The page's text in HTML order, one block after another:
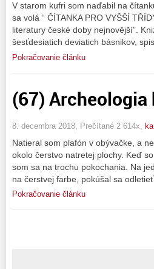
V starom kufri som naďabil na
sa volá “ ČÍTANKA PRO VYŠŠÍ
literatury české doby nejnovější”.
šesťdesiatich deviatich básnikov,
Pokračovanie článku
(67)
8. decembra 2018, Prečítané 2 614x,
Natieral som plafón v obývačke, a
okolo čerstvo natretej plochy. Keď
som sa na trochu pokochania. Na
na čerstvej farbe, pokúšal sa
Pokračovanie článku